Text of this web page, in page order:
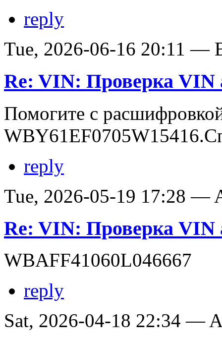
reply
Tue, 2026-06-16 20:11 —
Re: VIN: Проверка VIN
Помогите с
reply
Tue, 2026-05-19 17:28 —
Re: VIN: Проверка VIN
WBAFF41060L046667
reply
Sat, 2026-04-18 22:34 —